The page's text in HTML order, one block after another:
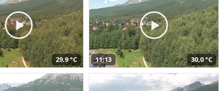
29,9 °C 11:13 30,0 °C